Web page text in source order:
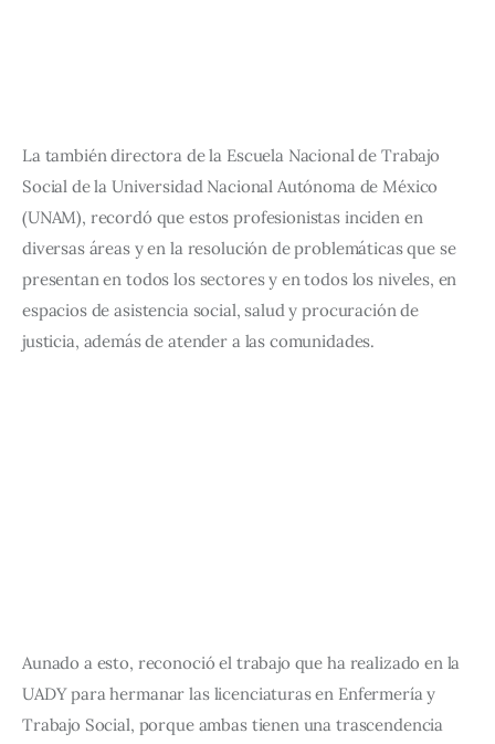
La también directora de la Escuela Nacional de Trabajo
Social de la Universidad Nacional Autónoma de México
(UNAM), recordó que estos profesionistas inciden en
diversas áreas y en la resolución de problemáticas que se
presentan en todos los sectores y en todos los niveles, en
espacios de asistencia social, salud y procuración de
justicia, además de atender a las comunidades.
Aunado a esto, reconoció el trabajo que ha realizado en la
UADY para hermanar las licenciaturas en Enfermería y
Trabajo Social, porque ambas tienen una trascendencia